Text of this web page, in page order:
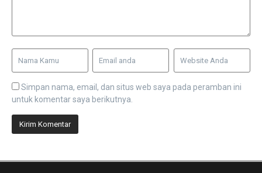
Simpan nama, email, dan situs web saya pada peramban ini
untuk komentar saya berikutnya.